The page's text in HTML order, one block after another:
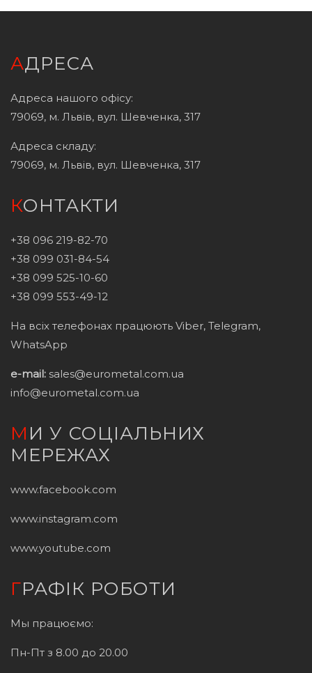
АДРЕСА
Адреса нашого офісу:
79069, м. Львів, вул. Шевченка, 317
Адреса складу:
79069, м. Львів, вул. Шевченка, 317
КОНТАКТИ
+38 096 219-82-70
+38 099 031-84-54
+38 099 525-10-60
+38 099 553-49-12
На всіх телефонах працюють Viber, Telegram,
WhatsApp
e-mail: sales@eurometal.com.ua
info@eurometal.com.ua
МИ У СОЦІАЛЬНИХ
МЕРЕЖАХ
www.facebook.com
www.instagram.com
www.youtube.com
ГРАФІК РОБОТИ
Мы працюємо:
Пн-Пт з 8.00 до 20.00